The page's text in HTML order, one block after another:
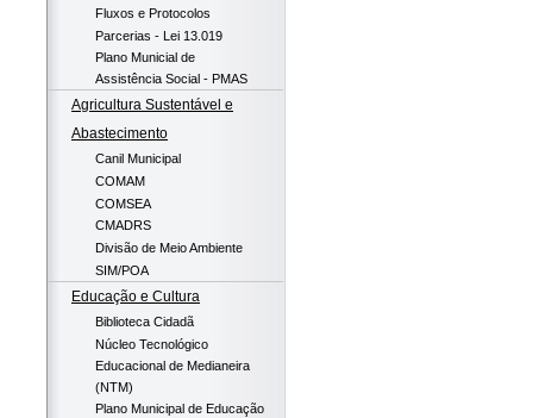
Fluxos e Protocolos
Parcerias - Lei 13.019
Plano Municial de
Assistência Social - PMAS
Agricultura Sustentável e
Abastecimento
Canil Municipal
COMAM
COMSEA
CMADRS
Divisão de Meio Ambiente
SIM/POA
Educação e Cultura
Biblioteca Cidadã
Núcleo Tecnológico
Educacional de Medianeira
(NTM)
Plano Municipal de Educação